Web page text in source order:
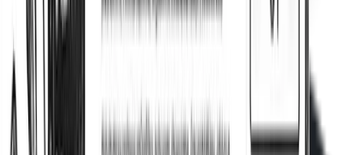
Control de robots y rastreo